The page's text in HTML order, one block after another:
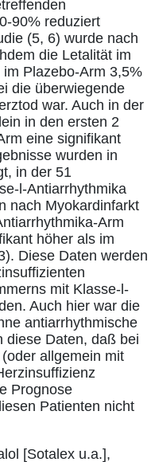
90% reduziert
(5, 6) wurde nach
die Letalität im
Plazebo-Arm 3,5%
die überwiegende
war. Auch in der
in den ersten 2
eine signifikant
wurden in
in der 51
l-Antiarrhythmika
nach Myokardinfarkt
Arm
höher als im
Diese Daten werden
mit Klasse-l-
Auch hier war die
antiarrhythmische
diese Daten, daß bei
allgemein mit
Prognose
Patienten nicht
[Sotalex u.a.],